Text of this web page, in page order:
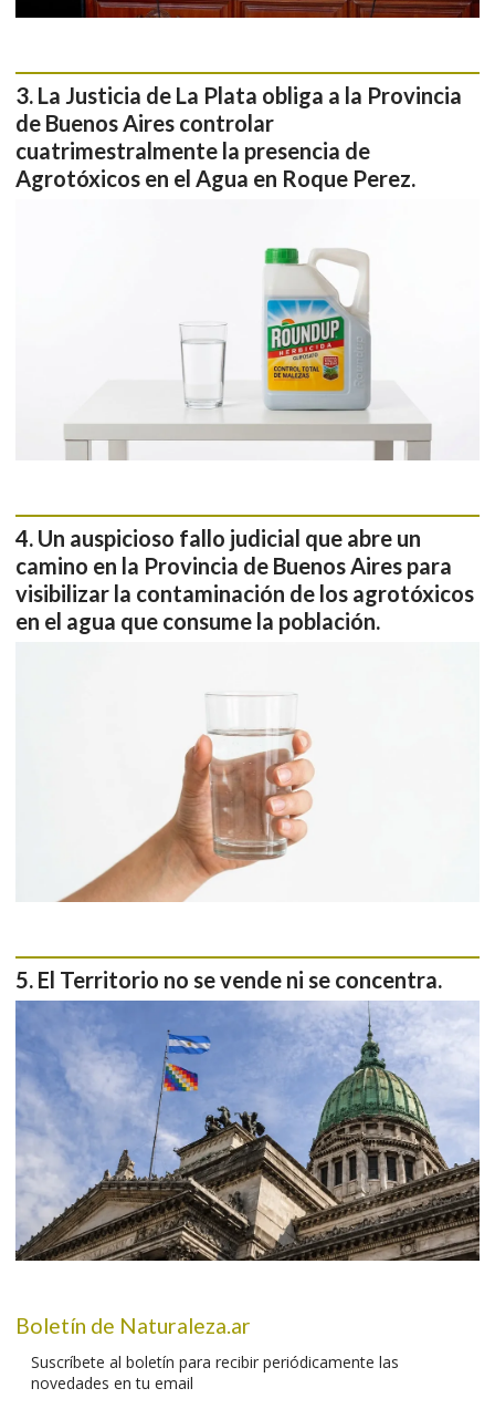
La Justicia de La Plata obliga a la Provincia
de Buenos Aires controlar
cuatrimestralmente la presencia de
Agrotóxicos en el Agua en Roque Perez.
Un auspicioso fallo judicial que abre un
camino en la Provincia de Buenos Aires para
visibilizar la contaminación de los agrotóxicos
en el agua que consume la población.
El Territorio no se vende ni se concentra.
Boletín de Naturaleza.ar
Suscríbete al boletín para recibir periódicamente las
novedades en tu email